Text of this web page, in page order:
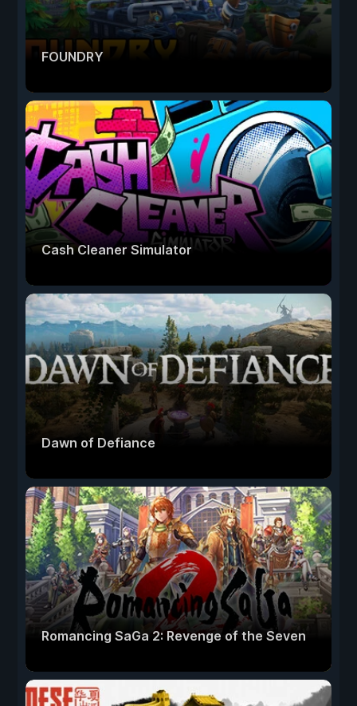
FOUNDRY
Cash Cleaner Simulator
Dawn of Defiance
Romancing SaGa 2: Revenge of the Seven